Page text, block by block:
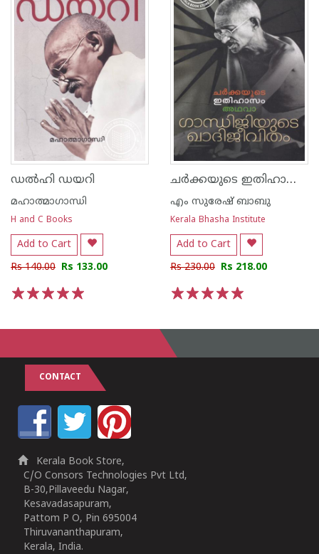
ഡല്‍ഹി ഡയറി
മഹാത്മാഗാന്ധി
H and C Books
Add to Cart
Rs 140.00 Rs 133.00
ചര്‍ക്കയുടെ ഇതിഹാസം അഥവാ ഗാന്ധിജിയുടെ ഖാദിജീവിതം
എം സുരേഷ് ബാബു
Kerala Bhasha Institute
Add to Cart
Rs 230.00 Rs 218.00
CONTACT
Kerala Book Store,
C/O Consors Technologies Pvt Ltd,
B-30,Pillaveedu Nagar,
Kesavadasapuram,
Pattom P O, Pin 695004
Thiruvananthapuram,
Kerala, India.